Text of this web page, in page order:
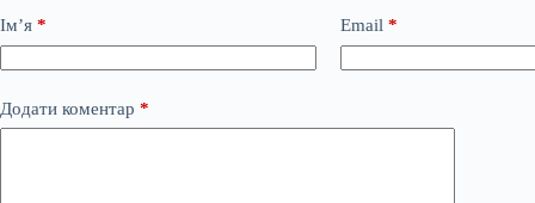
Ім’я * Email *
Додати коментар *